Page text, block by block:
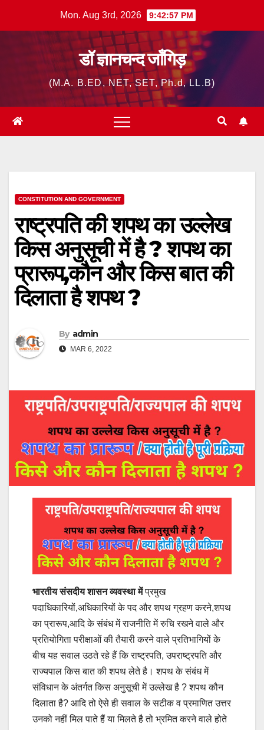
Mon. Aug 3rd, 2026 9:42:58 PM
डॉ ज्ञानचन्द जाँगिड़
(M.A. B.ED, NET, SET, Ph.d, LL.B)
CONSTITUTION AND GOVERNMENT
राष्ट्रपति की शपथ का उल्लेख
किस अनुसूची में है ? शपथ का
प्रारूप,कौन और किस बात की
दिलाता है शपथ ?
By admin
MAR 6, 2022
भारतीय संसदीय शासन व्यवस्था मेंप्रमुख
पदाधिकारियों,अधिकारियों के पद और शपथ ग्रहण करने,शपथ
का प्रारूप,आदि के संबंध में राजनीति में रुचि रखने वाले और
प्रतियोगिता परीक्षाओं की तैयारी करने वाले प्रतिभागियों के
बीच यह सवाल उठते रहे हैं कि राष्ट्रपति, उपराष्ट्रपति और
राज्यपाल किस बात की शपथ लेते है। शपथ के संबंध में
संविधान के अंतर्गत किस अनुसूची में उल्लेख है ? शपथ कौन
दिलाता है? आदि तो ऐसे ही सवाल के सटीक व प्रमाणित उत्तर
उनको नहीं मिल पाते हैं या मिलते है तो भ्रमित करने वाले होते